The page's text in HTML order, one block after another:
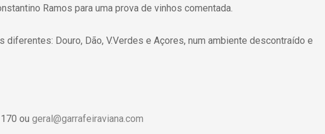
Ramos para uma prova de vinhos comentada.
diferentes: Douro, Dão, V.Verdes e Açores, num ambiente descontraído e
ougeral@garrafeiraviana.com